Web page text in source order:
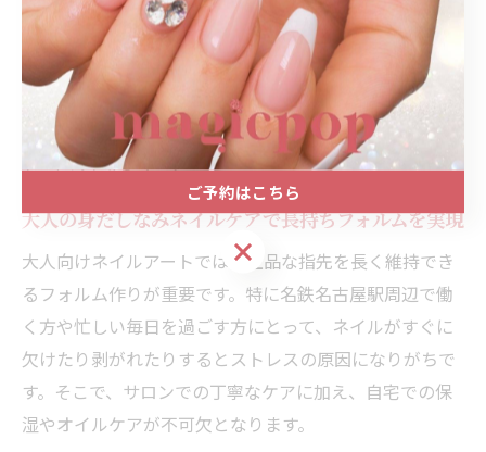
か。
上質ネイルを求めるなら大人の身
だしなみケア
大人の身だしなみネイルケアで長持ちフォルムを実現
大人向けネイルアートでは、上品な指先を長く維持でき
るフォルム作りが重要です。特に名鉄名古屋駅周辺で働
く方や忙しい毎日を過ごす方にとって、ネイルがすぐに
欠けたり剥がれたりするとストレスの原因になりがちで
す。そこで、サロンでの丁寧なケアに加え、自宅での保
湿やオイルケアが不可欠となります。
ご予約はこちら
ご予約はこちら